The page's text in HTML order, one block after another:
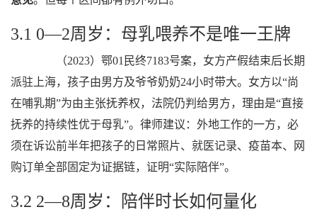
3.1 0—2周岁：母乳喂养不是唯一王牌
（2023）鄂01民终7183号案，女方产假结束后长期
派驻上海，孩子由男方及爷爷奶奶24小时带大。女方以“尚
在哺乳期”为由主张抚养权，法院仍判给男方，理由是“直接
抚养的持续性优于母乳”。律师建议：外地工作的一方，必
须在诉讼前半年把孩子的日常照片、就医记录、疫苗本、网
购订单全部固定为证据链，证明“实际陪伴”。
3.2 2—8周岁：陪伴时长如何量化